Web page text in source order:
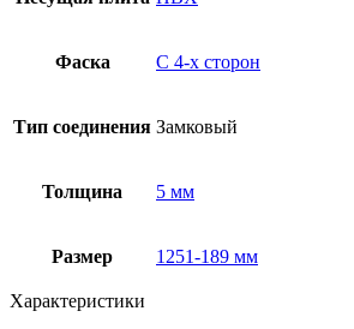
Фаска С 4-x сторон
Тип соединения Замковый
Толщина 5 мм
Размер 1251-189 мм
Характеристики